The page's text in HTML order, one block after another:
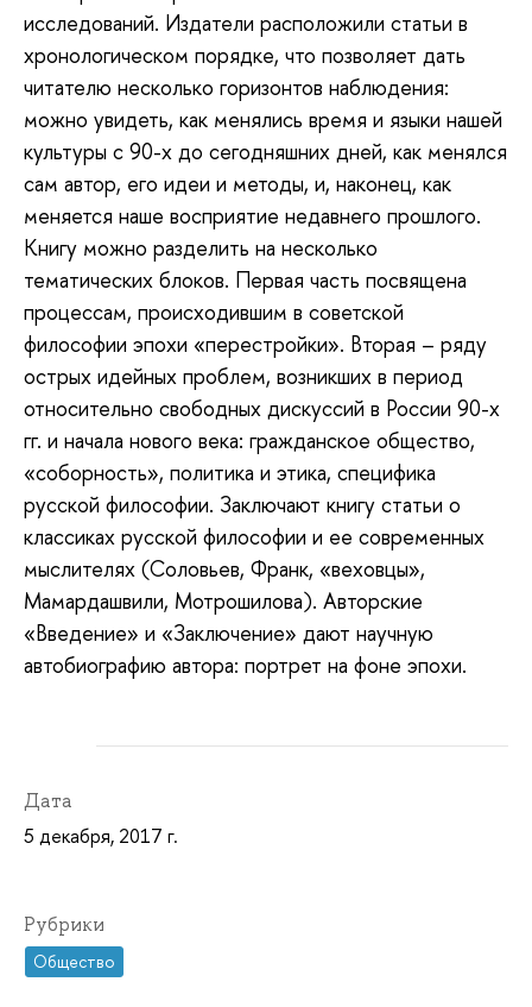
исследований. Издатели расположили статьи в
хронологическом порядке, что позволяет дать
читателю несколько горизонтов наблюдения:
можно увидеть, как менялись время и языки нашей
культуры с 90-х до сегодняшних дней, как менялся
сам автор, его идеи и методы, и, наконец, как
меняется наше восприятие недавнего прошлого.
Книгу можно разделить на несколько
тематических блоков. Первая часть посвящена
процессам, происходившим в советской
философии эпохи «перестройки». Вторая – ряду
острых идейных проблем, возникших в период
относительно свободных дискуссий в России 90-х
гг. и начала нового века: гражданское общество,
«соборность», политика и этика, специфика
русской философии. Заключают книгу статьи о
классиках русской философии и ее современных
мыслителях (Соловьев, Франк, «веховцы»,
Мамардашвили, Мотрошилова). Авторские
«Введение» и «Заключение» дают научную
автобиографию автора: портрет на фоне эпохи.
Дата
5 декабря, 2017 г.
Рубрики
Общество